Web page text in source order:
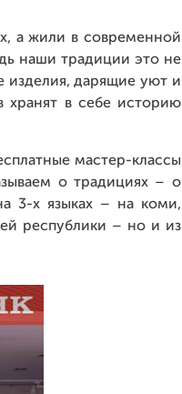
а жили в современной
наши традиции это не
изделия, дарящие уют и
в себе историю
мастер-классы
о традициях – о
3-х языках – на коми,
республики – но и из